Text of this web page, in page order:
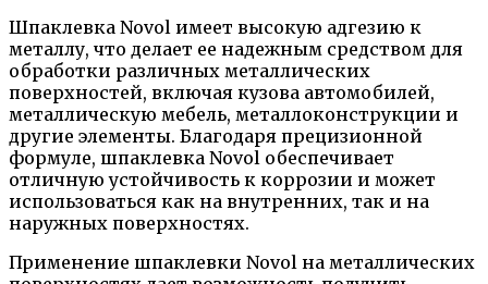
Шпаклевка Novol имеет высокую адгезию к
металлу, что делает ее надежным средством для
обработки различных металлических
поверхностей, включая кузова автомобилей,
металлическую мебель, металлоконструкции и
другие элементы. Благодаря прецизионной
формуле, шпаклевка Novol обеспечивает
отличную устойчивость к коррозии и может
использоваться как на внутренних, так и на
наружных поверхностях.
Применение шпаклевки Novol на металлических